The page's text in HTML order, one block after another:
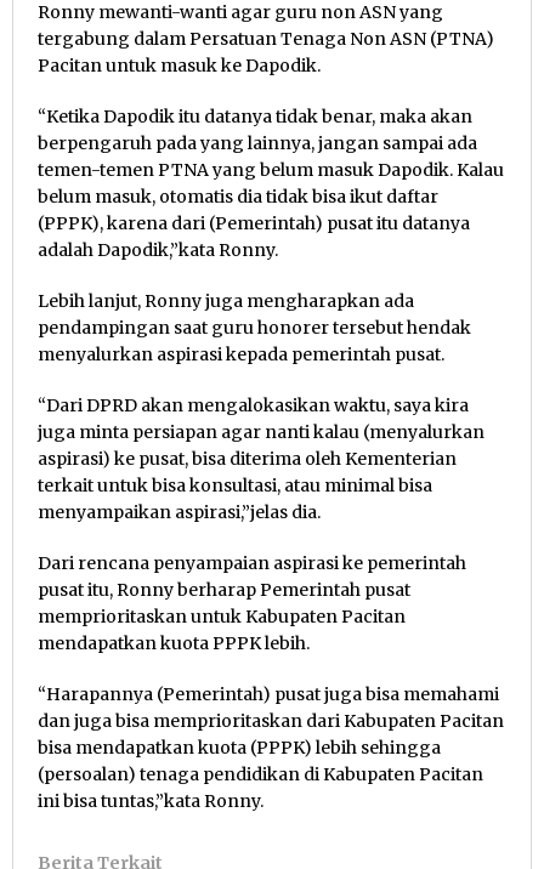
Ronny mewanti-wanti agar guru non ASN yang
tergabung dalam Persatuan Tenaga Non ASN (PTNA)
Pacitan untuk masuk ke Dapodik.
“Ketika Dapodik itu datanya tidak benar, maka akan
berpengaruh pada yang lainnya, jangan sampai ada
temen-temen PTNA yang belum masuk Dapodik. Kalau
belum masuk, otomatis dia tidak bisa ikut daftar
(PPPK), karena dari (Pemerintah) pusat itu datanya
adalah Dapodik,”kata Ronny.
Lebih lanjut, Ronny juga mengharapkan ada
pendampingan saat guru honorer tersebut hendak
menyalurkan aspirasi kepada pemerintah pusat.
“Dari DPRD akan mengalokasikan waktu, saya kira
juga minta persiapan agar nanti kalau (menyalurkan
aspirasi) ke pusat, bisa diterima oleh Kementerian
terkait untuk bisa konsultasi, atau minimal bisa
menyampaikan aspirasi,”jelas dia.
Dari rencana penyampaian aspirasi ke pemerintah
pusat itu, Ronny berharap Pemerintah pusat
memprioritaskan untuk Kabupaten Pacitan
mendapatkan kuota PPPK lebih.
“Harapannya (Pemerintah) pusat juga bisa memahami
dan juga bisa memprioritaskan dari Kabupaten Pacitan
bisa mendapatkan kuota (PPPK) lebih sehingga
(persoalan) tenaga pendidikan di Kabupaten Pacitan
ini bisa tuntas,”kata Ronny.
Berita Terkait